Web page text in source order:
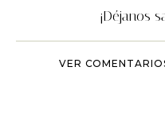
¡Déjanos
VER